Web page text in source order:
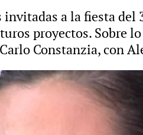
a la fiesta
proyectos. Sobre
Constanzia, con
su exnovio, Carlo